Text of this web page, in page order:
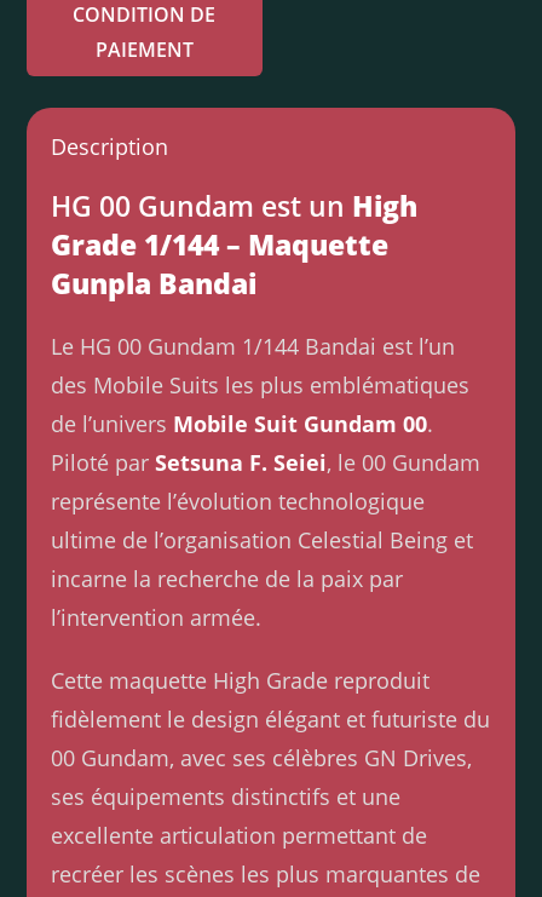
CONDITION DE
PAIEMENT
Description
HG 00 Gundam est un High
Grade 1/144 – Maquette
Gunpla Bandai
Le HG 00 Gundam 1/144 Bandai est l’un
des Mobile Suits les plus emblématiques
de l’univers Mobile Suit Gundam 00.
Piloté parSetsuna F. Seiei, le 00 Gundam
représente l’évolution technologique
ultime de l’organisation Celestial Being et
incarne la recherche de la paix par
l’intervention armée.
Cette maquette High Grade reproduit
fidèlement le design élégant et futuriste du
00 Gundam, avec ses célèbres GN Drives,
ses équipements distinctifs et une
excellente articulation permettant de
recréer les scènes les plus marquantes de